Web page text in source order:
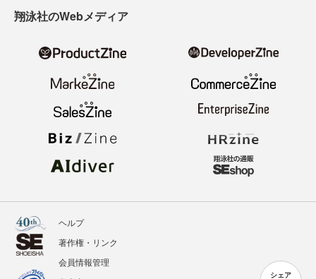
シェア
翔泳社のWebメディア
ヘルプ
著作権・リンク
会員情報管理